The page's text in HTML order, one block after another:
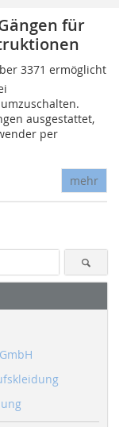
für
3371 ermöglicht
ausgestattet,
per
mehr